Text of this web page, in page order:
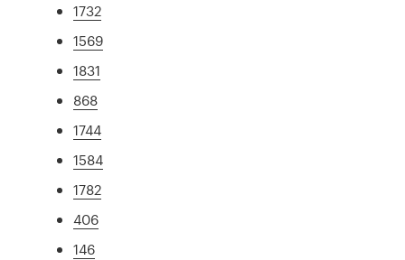
1732
1569
1831
868
1744
1584
1782
406
146